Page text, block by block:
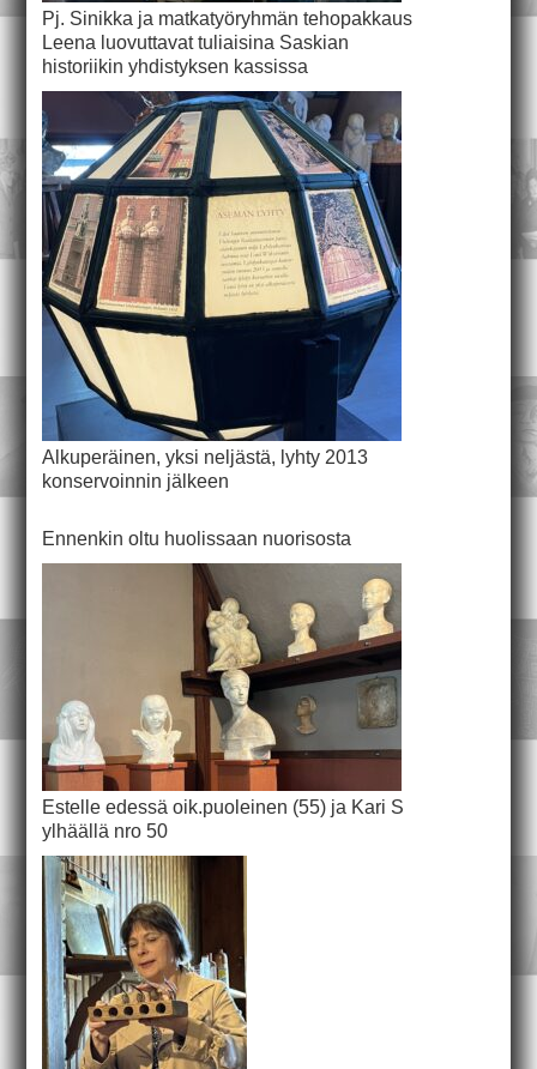
Pj. Sinikka ja matkatyöryhmän tehopakkaus
Leena luovuttavat tuliaisina Saskian
historiikin yhdistyksen kassissa
Alkuperäinen, yksi neljästä, lyhty 2013
konservoinnin jälkeen
Ennenkin oltu huolissaan nuorisosta
Estelle edessä oik.puoleinen (55) ja Kari S
ylhäällä nro 50